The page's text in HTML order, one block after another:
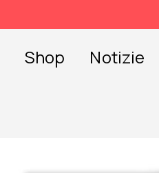
Shop Notizie